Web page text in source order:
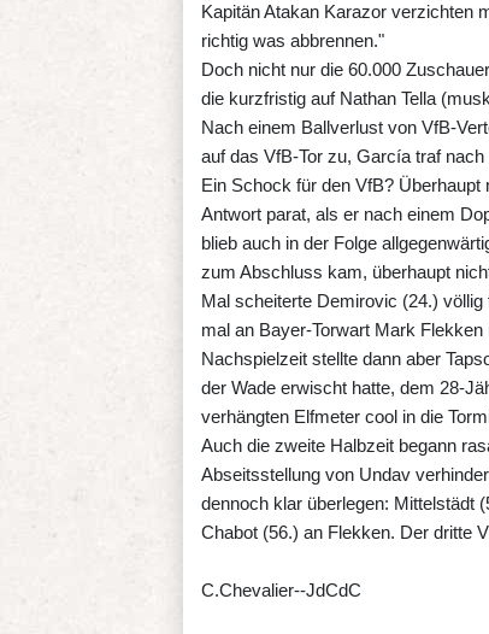
Kapitän Atakan Karazor verzichten
richtig was abbrennen."
Doch nicht nur die 60.000
die kurzfristig auf Nathan Tella
Nach einem Ballverlust von VfB-
auf das VfB-Tor zu, García traf
Ein Schock für den VfB?
Antwort parat, als er nach einem
blieb auch in der Folge
zum Abschluss kam, überhaupt
Mal scheiterte Demirovic (24.)
mal an Bayer-Torwart Mark
Nachspielzeit stellte dann aber
der Wade erwischt hatte, dem 28-
verhängten Elfmeter cool in die
Auch die zweite Halbzeit begann
Abseitsstellung von Undav
dennoch klar überlegen: Mittelstädt
Chabot (56.) an Flekken. Der dritte
C.Chevalier--JdCdC